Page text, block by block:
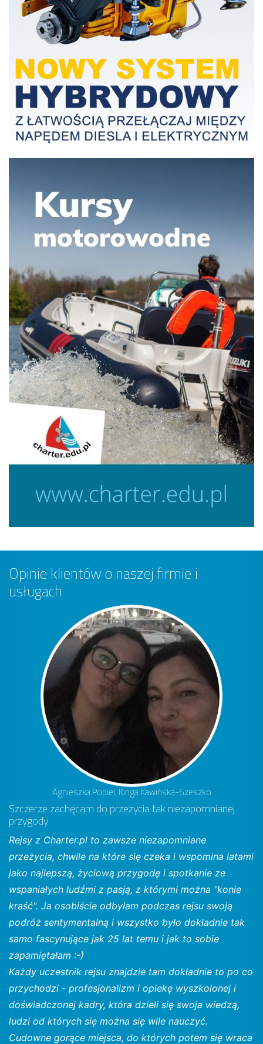
Opinie klientów o naszej firmie i
usługach
Agnieszka Popiel, Kinga Kawińska-Szeszko
Szczerze zachęcam do przeżycia tak niezapomnianej
przygody
Rejsy z Charter.pl to zawsze niezapomniane
przeżycia, chwile na które się czeka i wspomina latami
jako najlepszą, życiową przygodę i spotkanie ze
wspaniałych ludźmi z pasją, z którymi można "konie
kraść". Ja osobiście odbyłam podczas rejsu swoją
podróż sentymentalną i wszystko było dokładnie tak
samo fascynujące jak 25 lat temu i jak to sobie
zapamiętałam :-)
Każdy uczestnik rejsu znajdzie tam dokładnie to po co
przychodzi - profesjonalizm i opiekę wyszkolonej i
doświadczonej kadry, która dzieli się swoja wiedzą,
ludzi od których się można się wile nauczyć.
Cudowne gorące miejsca, do których potem się wraca